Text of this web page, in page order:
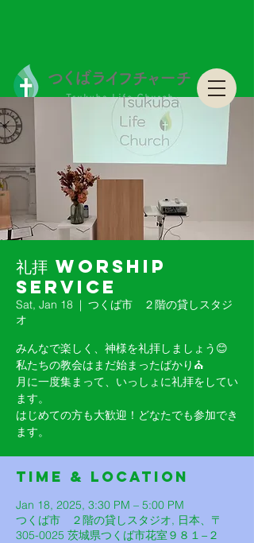
つくばライフチャーチ Tsukuba Life Church
つくばライフチャーチ Tsukuba Life Church
礼拝 Worship
Service
Sat, Jan 18
  |
つくば市 ２階の貸しスタジ
オ
みんなで楽しく、神様を礼拝しましょう😊
私たちの教会はまだ始まったばかり⛪️
月に一度集まって、いっしょに礼拝をしてい
ます。
はじめての方も大歓迎！どなたでも参加でき
ます。
Time & Location
Jan 18, 2025, 3:30 PM – 5:00 PM
つくば市 ２階の貸しスタジオ, 日本、〒
305-0025 茨城県つくば市花室９８１−２